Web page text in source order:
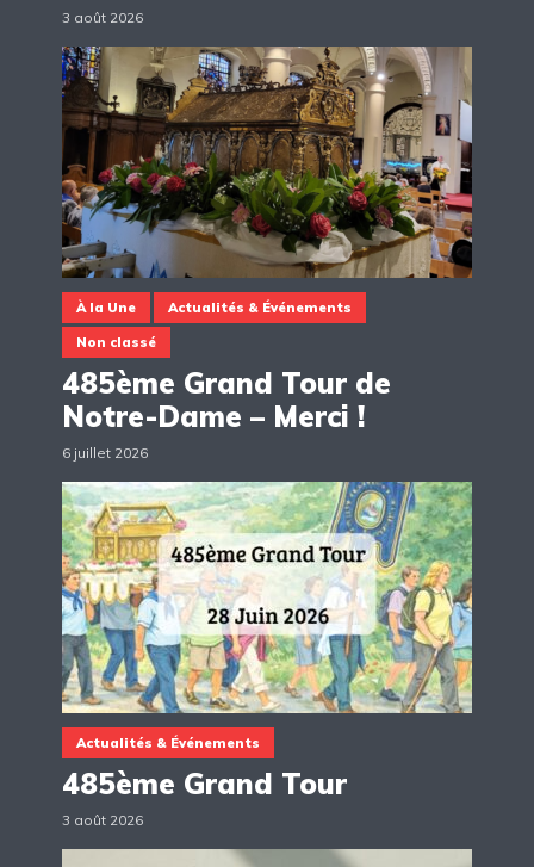
3 août 2026
À la Une Actualités & Événements
Non classé
485ème Grand Tour de
Notre-Dame – Merci !
6 juillet 2026
Actualités & Événements
485ème Grand Tour
3 août 2026